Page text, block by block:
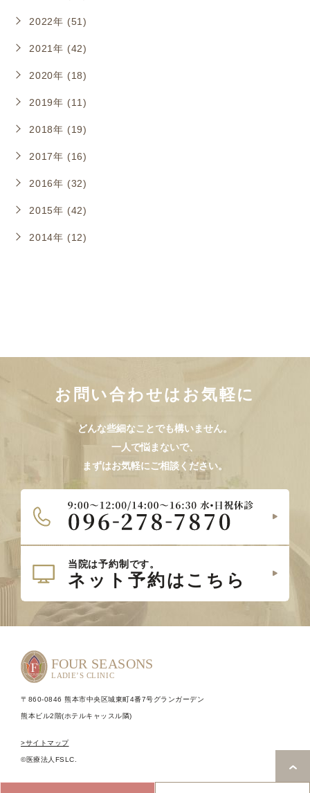
2022年 (51)
2021年 (42)
2020年 (18)
2019年 (11)
2018年 (19)
2017年 (16)
2016年 (32)
2015年 (42)
2014年 (12)
お問い合わせはお気軽に
どんな些細なことでも構いません。
一人で悩まないで、
まずはお気軽にご相談ください。
〒860-0846 熊本市中央区城東町4番7号グランガーデン
熊本ビル2階(ホテルキャッスル隣)
>サイトマップ
©医療法人FSLC.